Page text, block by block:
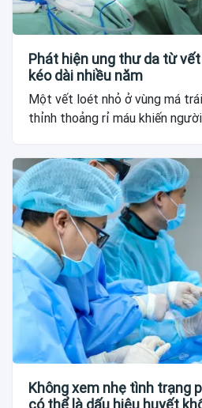
Phát hiện ung thư da từ
kéo dài nhiều năm
Một vết loét nhỏ ở vùng má
thỉnh thoảng rỉ máu khiến người
Không xem nhẹ tình trạng
có thể là dấu hiệu huyết